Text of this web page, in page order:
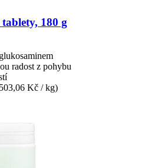
180 g
radost z pohybu
Kč / kg)